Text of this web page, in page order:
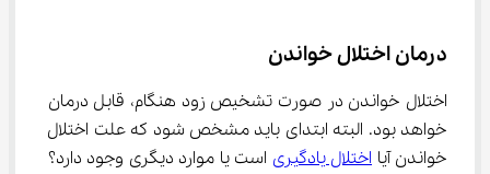
درمان اختلال خواندن
اختلال خواندن در صورت تشخیص زود هنگام، قابل درمان
خواهد بود. البته ابتدای باید مشخص شود که علت اختلال
خواندن آیا اختلال یادگیری است یا موارد دیگری وجود دارد؟